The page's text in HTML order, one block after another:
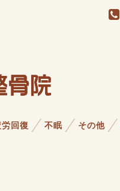
回復 不眠 その他